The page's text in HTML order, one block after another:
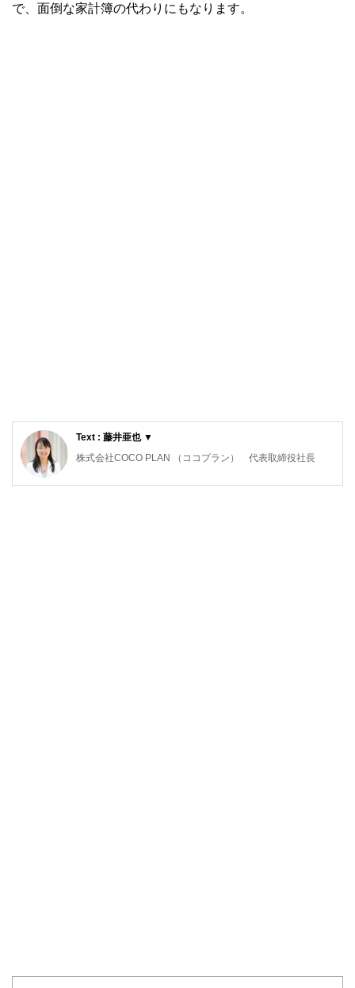
で、面倒な家計簿の代わりにもなります。
Text : 藤井亜也 ▼
株式会社COCO PLAN （ココプラン） 代表取締役社長
教育カウンセラー、派遣コーディネーター、秘書等、様々な